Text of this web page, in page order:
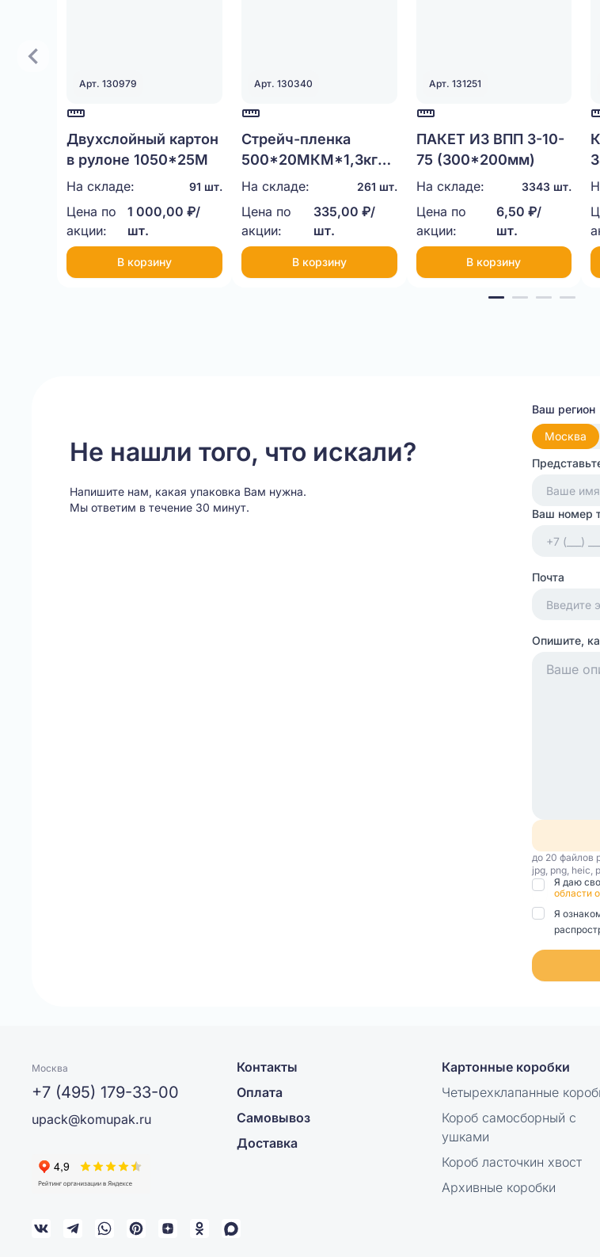
Арт. 130979
Двухслойный картон
в рулоне 1050*25М
На складе: 91 шт.
Цена по
акции:
1 000,00 ₽/
шт.
В корзину
Арт. 130340
Стрейч-пленка
500*20МКМ*1,3кг
НЕТТО
На складе: 261 шт.
Цена по
акции:
335,00 ₽/
шт.
В корзину
Арт. 131251
ПАКЕТ ИЗ ВПП 3-10-
75 (300*200мм)
На складе: 3343 шт.
Цена по
акции:
6,50 ₽/
шт.
В корзину
Не нашли того, что искали?
Напишите нам, какая упаковка Вам нужна.
Мы ответим в течение 30 минут.
Ваш регион
Москва
Ваш номер
Почта
Опишите,
до 20 файлов
jpg, png, heic,
Я даю
области
Я
Москва
+7 (495) 179-33-00
upack@komupak.ru
Контакты
Оплата
Самовывоз
Доставка
Картонные коробки
Четырехклапанные
Короб самосборный с
ушками
Короб ласточкин хвост
Архивные коробки